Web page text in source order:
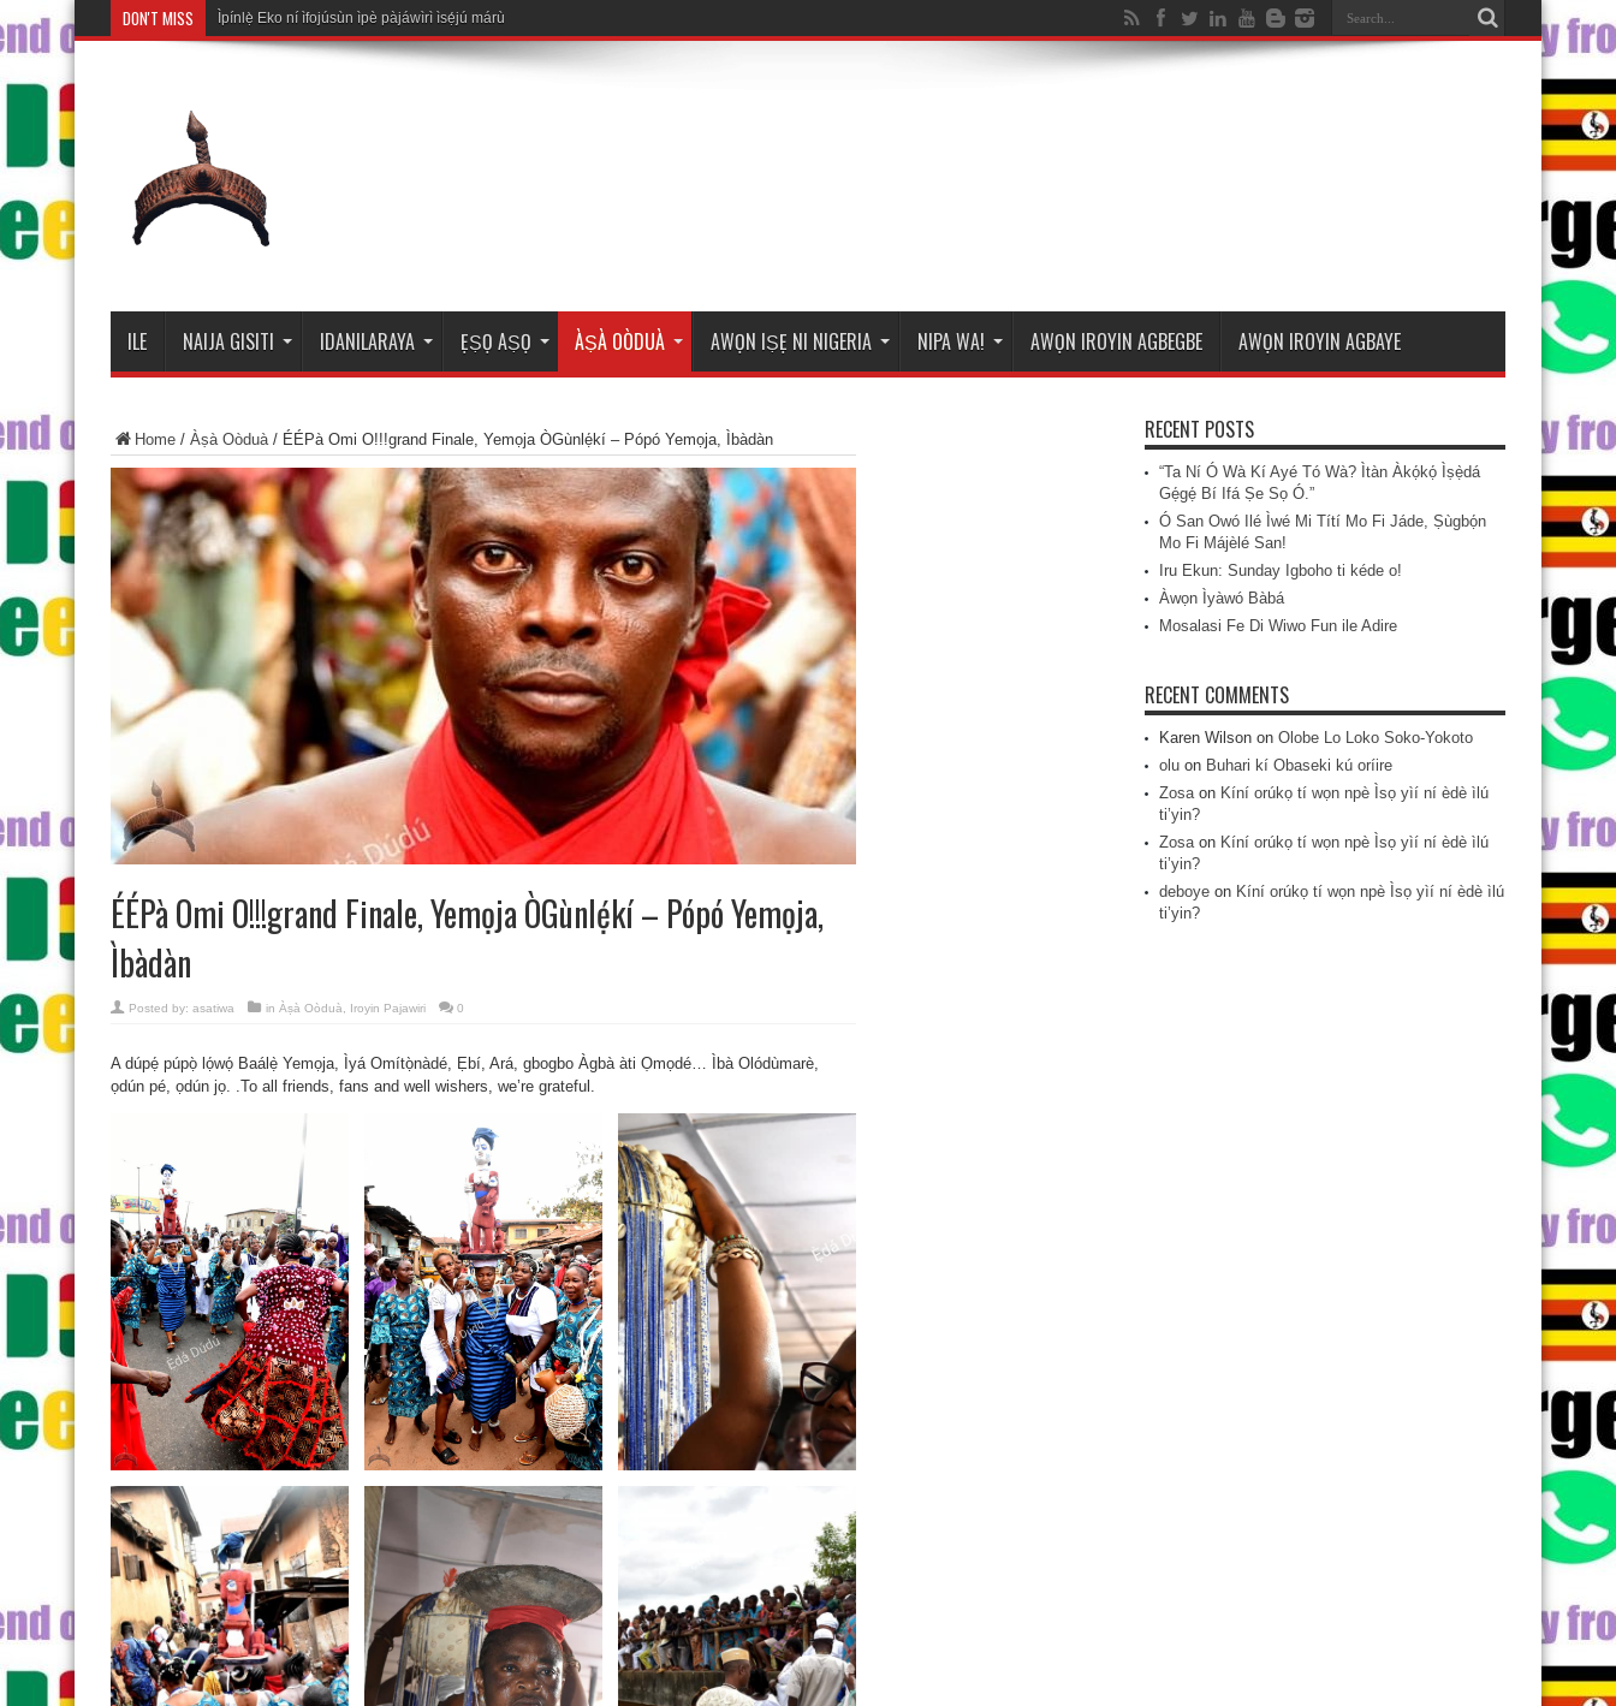
DON'T MISS Ìpínlẹ̀ Eko ní ìfojúsùn ìpè pàjáwìrì ìsẹ́jú márùn-ún péré
ILE NAIJA GISITI IDANILARAYA ẸṢỌ AṢỌ ÀṢÀ OÒDUÀ AWỌN IṢẸ NI NIGERIA NIPA WA! AWỌN IROYIN AGBEGBE AWỌN IROYIN AGBAYE
Home / Àṣà Oòduà/ ÉÉPà Omi O!!!grand Finale, Yemọja ÒGùnlẹ́kí – Pópó Yemọja, Ìbàdàn
ÉÉPà Omi O!!!grand Finale, Yemọja ÒGùnlẹ́kí – Pópó Yemọja,
Ìbàdàn
Posted by: asatiwa in Àṣà Oòduà Iroyin Pajawiri 0
A dúpẹ́ púpọ̀ lọ́wọ́ Baálẹ̀ Yemọja, Ìyá Omítọ̀nàdé, Ẹbí, Ará, gbogbo Àgbà àti Ọmọdé… Ìbà Olódùmarè,
ọdún pé, ọdún jọ. .To all friends, fans and well wishers, we’re grateful.
RECENT POSTS
“Ta Ní Ó Wà Kí Ayé Tó Wà? Ìtàn Àkọ́kọ́ Ìṣẹ̀dá
Gẹ́gẹ́ Bí Ifá Ṣe Sọ Ó.”
Ó San Owó Ilé Ìwé Mi Títí Mo Fi Jáde, Ṣùgbọ́n
Mo Fi Májèlé San!
Iru Ekun: Sunday Igboho ti kéde o!
Àwọn Ìyàwó Bàbá
Mosalasi Fe Di Wiwo Fun ile Adire
RECENT COMMENTS
Karen Wilson on Olobe Lo Loko Soko-Yokoto
olu on Buhari kí Obaseki kú oríire
Zosaon Kíní orúkọ tí wọn npè Ìsọ yìí ní èdè ìlú
ti’yin?
Zosaon Kíní orúkọ tí wọn npè Ìsọ yìí ní èdè ìlú
ti’yin?
deboye on Kíní orúkọ tí wọn npè Ìsọ yìí ní èdè ìlú
ti’yin?